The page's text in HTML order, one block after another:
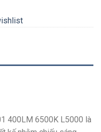
400LM 6500K L5000 là